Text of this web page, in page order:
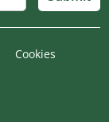
Cookies